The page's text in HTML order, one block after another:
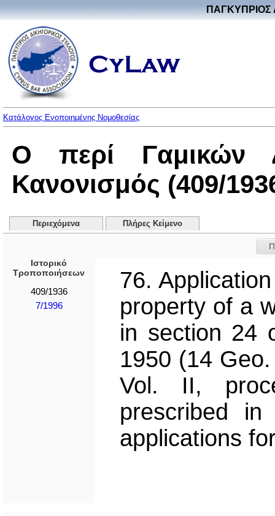
ΠΑΓΚΥΠΡΙΟΣ
Κατάλογος Ενοποιημένης Νομοθεσίας
Ο περί Γαμικών
Κανονισμός (409/
Περιεχόμενα Πλήρες Κείμενο
Ιστορικό
Τροποποιήσεων
409/1936
7/1996
76.
property of a
in section 24
1950 (14
Vol. II,
prescribed
applications